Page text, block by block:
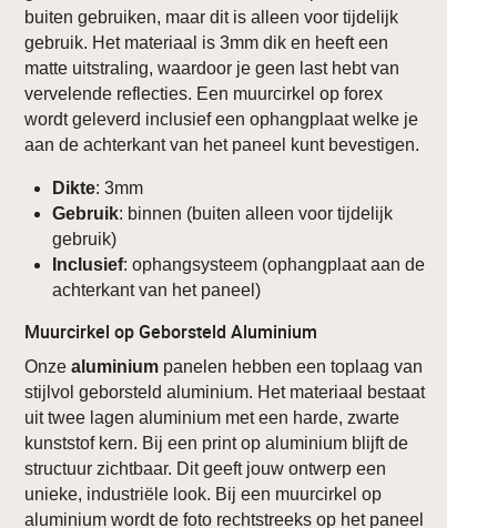
buiten gebruiken, maar dit is alleen voor tijdelijk
gebruik. Het materiaal is 3mm dik en heeft een
matte uitstraling, waardoor je geen last hebt van
vervelende reflecties. Een muurcirkel op forex
wordt geleverd inclusief een ophangplaat welke je
aan de achterkant van het paneel kunt bevestigen.
Dikte: 3mm
Gebruik: binnen (buiten alleen voor tijdelijk
gebruik)
Inclusief: ophangsysteem (ophangplaat aan de
achterkant van het paneel)
Muurcirkel op Geborsteld Aluminium
Onzealuminium panelen hebben een toplaag van
stijlvol geborsteld aluminium. Het materiaal bestaat
uit twee lagen aluminium met een harde, zwarte
kunststof kern. Bij een print op aluminium blijft de
structuur zichtbaar. Dit geeft jouw ontwerp een
unieke, industriële look. Bij een muurcirkel op
aluminium wordt de foto rechtstreeks op het paneel